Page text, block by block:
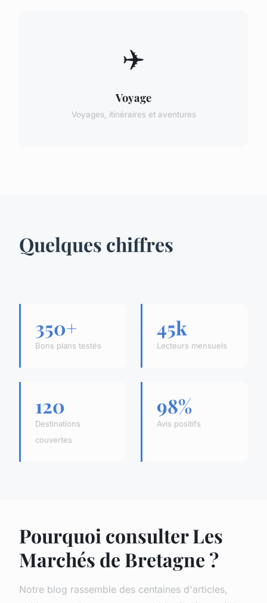
✈️
Voyage
Voyages, itinéraires et aventures
Quelques chiffres
350+
Bons plans testés
45k
Lecteurs mensuels
120
Destinations
couvertes
98%
Avis positifs
Pourquoi consulter Les
Marchés de Bretagne ?
Notre blog rassemble des centaines d'articles,